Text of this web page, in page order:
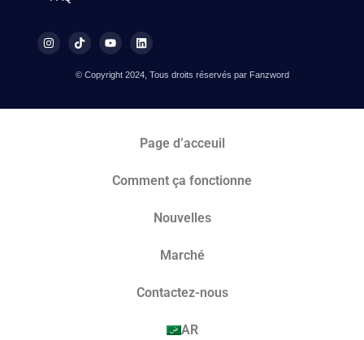
© Copyright 2024, Tous droits réservés par Fanzword
Page d’acceuil
Comment ça fonctionne
Nouvelles
Marché​
Contactez-nous
AR